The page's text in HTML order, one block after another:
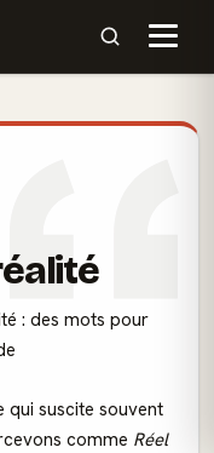
: des mots pour
qui suscite souvent
comme Réel